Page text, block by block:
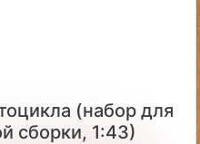
(набор для
сборки, 1:43)